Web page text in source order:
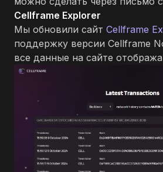
Cellframe Explorer
Мы обновили сайт Cellframe
поддержку версии Cellframe
все данные на сайте